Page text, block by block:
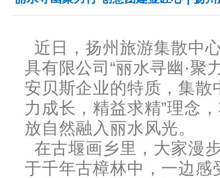
近日，扬州旅游集散中
具有限公司“丽水寻幽·聚
安贝斯企业的特质，集散
力成长，精益求精”理念
放自然融入丽水风光。
在古堰画乡里，大家漫
于千年古樟林中，一边